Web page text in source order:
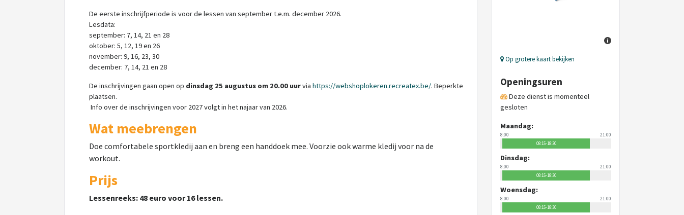
De eerste inschrijfperiode is voor de lessen van september t.e.m. december 2026.
Lesdata:
september: 7, 14, 21 en 28
oktober: 5, 12, 19 en 26
november: 9, 16, 23, 30
december: 7, 14, 21 en 28
De inschrijvingen gaan open op dinsdag 25 augustus om 20.00 uurvia https://webshoplokeren.recreatex.be/. Beperkte
plaatsen.
Info over de inschrijvingen voor 2027 volgt in het najaar van 2026.
Wat meebrengen
Doe comfortabele sportkledij aan en breng een handdoek mee. Voorzie ook warme kledij voor na de
workout.
Prijs
Lessenreeks: 48 euro voor 16 lessen.
Op grotere kaart bekijken
Openingsuren
Deze dienst is momenteel
gesloten
Maandag:
8:00 21:00
08:15-18:30
Dinsdag:
8:00 21:00
08:15-18:30
Woensdag:
8:00 21:00
08:15-18:30